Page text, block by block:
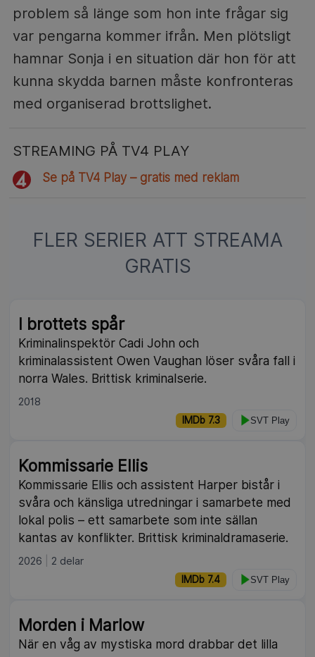
problem så länge som hon inte frågar sig
var pengarna kommer ifrån. Men plötsligt
hamnar Sonja i en situation där hon för att
kunna skydda barnen måste konfronteras
med organiserad brottslighet.
STREAMING PÅ TV4 PLAY
Se på TV4 Play – gratis med reklam
FLER SERIER ATT STREAMA
GRATIS
I brottets spår
Kriminalinspektör Cadi John och
kriminalassistent Owen Vaughan löser svåra fall i
norra Wales. Brittisk kriminalserie.
2018
IMDb 7.3 SVT Play
Kommissarie Ellis
Kommissarie Ellis och assistent Harper bistår i
svåra och känsliga utredningar i samarbete med
lokal polis – ett samarbete som inte sällan
kantas av konflikter. Brittisk kriminaldramaserie.
2026 2 delar
IMDb 7.4 SVT Play
Morden i Marlow
När en våg av mystiska mord drabbar det lilla